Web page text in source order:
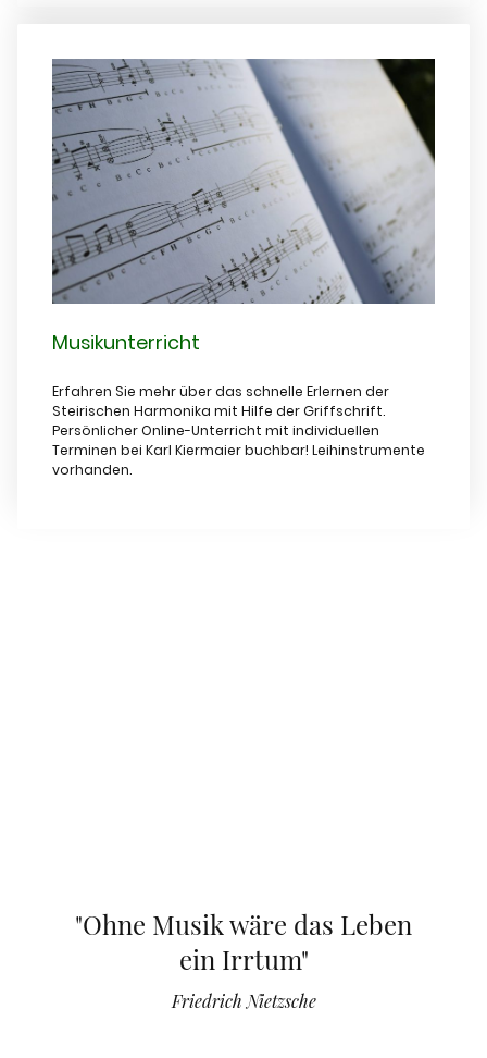
Musikunterricht
Erfahren Sie mehr über das schnelle Erlernen der
Steirischen Harmonika mit Hilfe der Griffschrift.
Persönlicher Online-Unterricht mit individuellen
Terminen bei Karl Kiermaier buchbar! Leihinstrumente
vorhanden.
"Ohne Musik wäre das Leben
ein Irrtum"
Friedrich Nietzsche